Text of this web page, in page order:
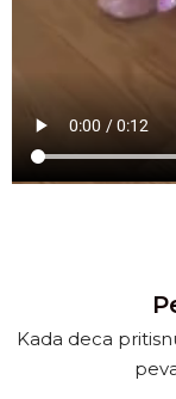
Kada deca